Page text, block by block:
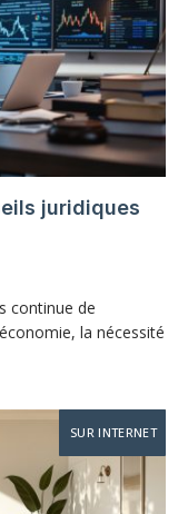
juridiques
continue de
la nécessité
SUR INTERNET